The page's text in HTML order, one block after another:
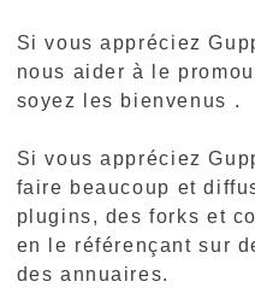
Si vous appréciez
nous aider à le
soyez les bienvenus .
Si vous appréciez
faire beaucoup et
plugins, des forks et
en le référençant sur
des annuaires.